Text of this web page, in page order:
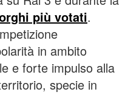
più votati.
in ambito
e forte impulso alla
specie in